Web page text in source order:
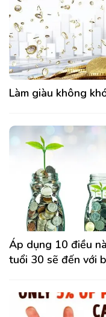
Làm giàu không
Áp dụng 10 điều
tuổi 30 sẽ đến với